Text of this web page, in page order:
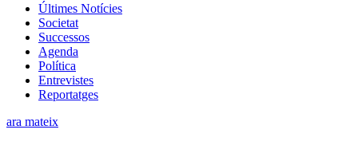
Últimes Notícies
Societat
Successos
Agenda
Política
Entrevistes
Reportatges
ara mateix